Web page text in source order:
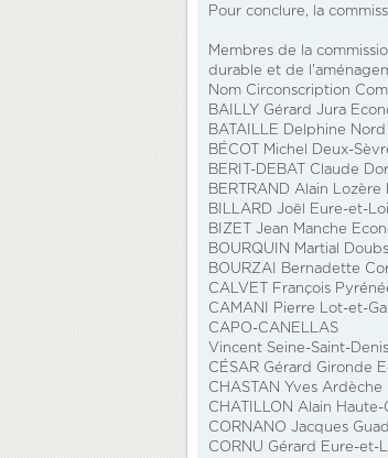
Pour conclure, la
Membres de la
durable et de
Nom Circonscription
BAILLY Gérard Jura
BATAILLE Delphine
BÉCOT Michel Deux-
BERIT-DEBAT Claude
BERTRAND Alain Lozère
BILLARD Joël Eure-et-
BIZET Jean Manche
BOURQUIN Martial
BOURZAI Bernadette
CALVET François
CAMANI Pierre Lot-et-
CAPO-CANELLAS
Vincent Seine-Saint-
CÉSAR Gérard Gironde
CHASTAN Yves Ardèche
CHATILLON Alain
CORNANO Jacques
CORNU Gérard Eure-et-